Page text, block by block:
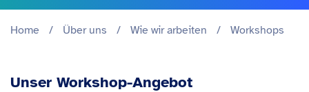
REFERENZEN
Home / Über uns / Wie wir arbeiten / Workshops
Unser Workshop-Angebot